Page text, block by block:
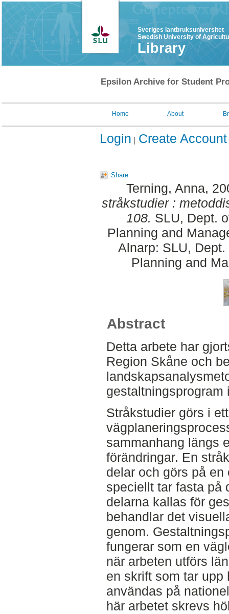
Sveriges lantbruksuniversitet
Swedish University of
Library
Epsilon Archive for Student
Home About
Login Create Account
Share
Terning, Anna,
stråkstudier :
108. SLU, Dept.
Planning and
Alnarp: SLU,
Planning and
Abstract
Detta arbete har
Region Skåne och
gestaltningsprogram
Stråkstudier görs i
sammanhang längs
förändringar. En
delar och görs på
speciellt tar fasta på
delarna kallas för
behandlar det
genom.
fungerar som en
när arbeten utförs
en skrift som tar upp
användas på
här arbetet skrevs